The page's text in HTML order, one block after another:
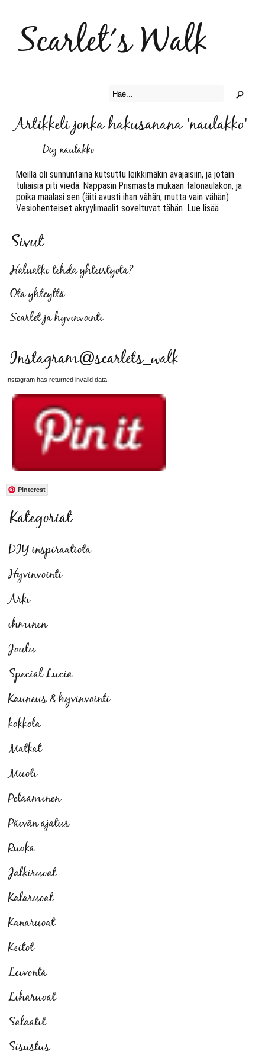
Scarlet´s Walk
Artikkeli jonka hakusanana 'naulakko'
Diy naulakko
Meillä oli sunnuntaina kutsuttu leikkimäkin avajaisiin, ja jotain
tuliaisia piti viedä. Nappasin Prismasta mukaan talonaulakon, ja
poika maalasi sen (äiti avusti ihan vähän, mutta vain vähän).
Vesiohenteiset akryylimaalit soveltuvat tähän Lue lisää
Sivut
Haluatko tehdä yhteistyötä?
Ota yhteyttä
Scarlet ja hyvinvointi
Instagram@scarlets_walk
Instagram has returned invalid data.
Pinterest
Kategoriat
DIY inspiraatiota
Hyvinvointi
Arki
ihminen
Joulu
Special Lucia
Kauneus & hyvinvointi
kokkola
Matkat
Muoti
Pelaaminen
Päivän ajatus
Ruoka
Jälkiruoat
Kalaruoat
Kanaruoat
Keitot
Leivonta
Liharuoat
Salaatit
Sisustus